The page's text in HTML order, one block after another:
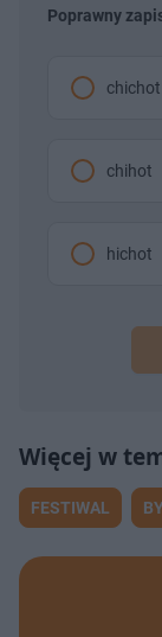
Poprawny
chichot
chihot
hichot
FESTIWAL